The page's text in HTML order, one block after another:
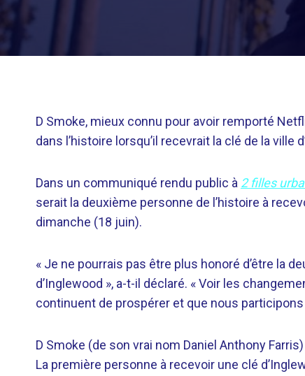
D Smoke, mieux connu pour avoir remporté
dans l’histoire lorsqu’il recevrait la clé de la ville
Dans un communiqué rendu public à 2 filles
serait la deuxième personne de l’histoire à
dimanche (18 juin).
« Je ne pourrais pas être plus honoré d’être la
d’Inglewood », a-t-il déclaré. « Voir les
continuent de prospérer et que nous
D Smoke (de son vrai nom Daniel Anthony
La première personne à recevoir une clé